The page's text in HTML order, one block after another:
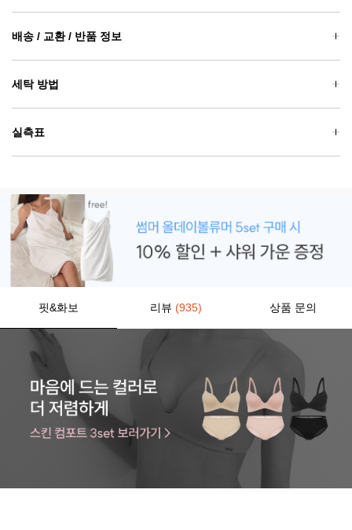
배송 / 교환 / 반품 정보
세탁 방법
실측표
핏&화보 리뷰 (935) 상품 문의